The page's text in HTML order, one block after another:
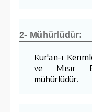
2- Mühürlüdür:
Kur'an-ı
ve Mısır
mühürlüdür.